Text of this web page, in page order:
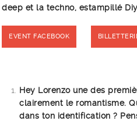
deep et la techno, estampillé
EVENT FACEBOOK
Hey Lorenzo une des
clairement le romantisme.
dans ton identification ?